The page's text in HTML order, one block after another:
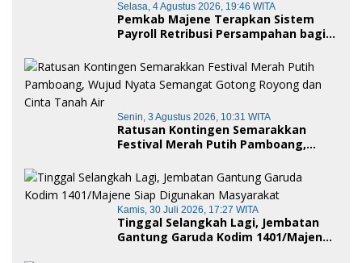
Selasa, 4 Agustus 2026, 19:46 WITA
Pemkab Majene Terapkan Sistem
Payroll Retribusi Persampahan bagi
Publik
Senin, 3 Agustus 2026, 10:31 WITA
Ratusan Kontingen Semarakkan
Festival Merah Putih Pamboang,
Royong dan Cinta Tanah Air
Kamis, 30 Juli 2026, 17:27 WITA
Tinggal Selangkah Lagi, Jembatan
Gantung Garuda Kodim 1401/Majene